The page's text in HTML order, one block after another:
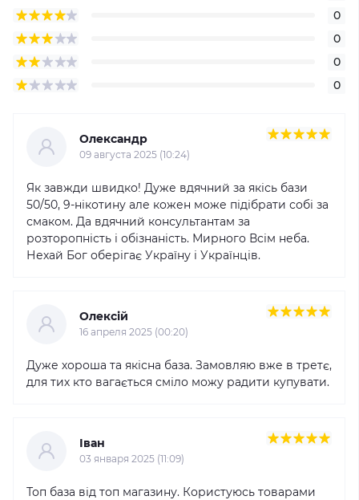
0
0
0
0
Олександр
09 августа 2025 (10:24)
Як завжди швидко! Дуже вдячний за якісь бази
50/50, 9-нікотину але кожен може підібрати собі за
смаком. Да вдячний консультантам за
розторопність і обізнаність. Мирного Всім неба.
Нехай Бог оберігає Україну і Українців.
Олексій
16 апреля 2025 (00:20)
Дуже хороша та якісна база. Замовляю вже в третє,
для тих кто вагається сміло можу радити купувати.
Іван
03 января 2025 (11:09)
Топ база від топ магазину. Користуюсь товарами